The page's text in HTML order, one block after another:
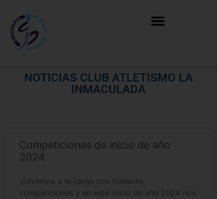
NOTICIAS CLUB ATLETISMO LA
INMACULADA
Competiciones de inicio de año
2024
Volvemos a la carga con nuestras
competiciones y en este inicio de año 2024 nos